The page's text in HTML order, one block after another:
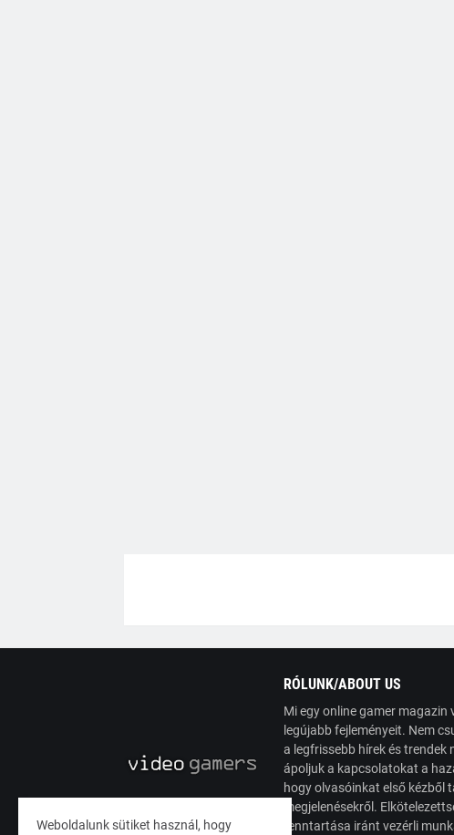
RÓLUNK/ABOUT US
Mi egy online gamer magazin
legújabb fejleményeit. Nem
a legfrissebb hírek és
ápoljuk a kapcsolatokat a
hogy olvasóinkat első kézből
megjelenésekről.
fenntartása iránt vezérli
Weboldalunk sütiket használ, hogy